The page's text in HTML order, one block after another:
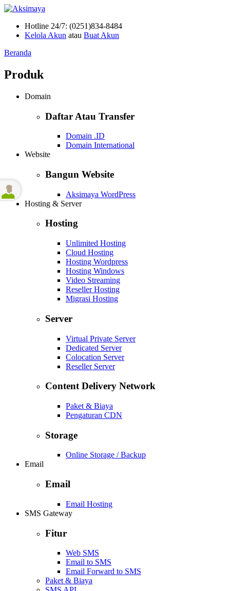
Hotline 24/7: (0251)834-8484
Kelola Akun atau Buat Akun
Beranda
Produk
Domain
Daftar Atau Transfer
Domain .ID
Domain International
Website
Bangun Website
Aksimaya WordPress
Hosting & Server
Hosting
Unlimited Hosting
Cloud Hosting
Hosting Wordpress
Hosting Windows
Video Streaming
Reseller Hosting
Migrasi Hosting
Server
Virtual Private Server
Dedicated Server
Colocation Server
Reseller Server
Content Delivery Network
Paket & Biaya
Pengaturan CDN
Storage
Online Storage / Backup
Email
Email
Email Hosting
SMS Gateway
Fitur
Web SMS
Email to SMS
Email Forward to SMS
Paket & Biaya